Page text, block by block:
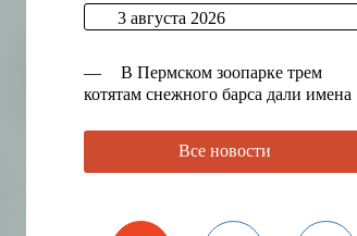
3 августа 2026
—
В Пермском зоопарке трем
котятам снежного барса дали имена
Все новости